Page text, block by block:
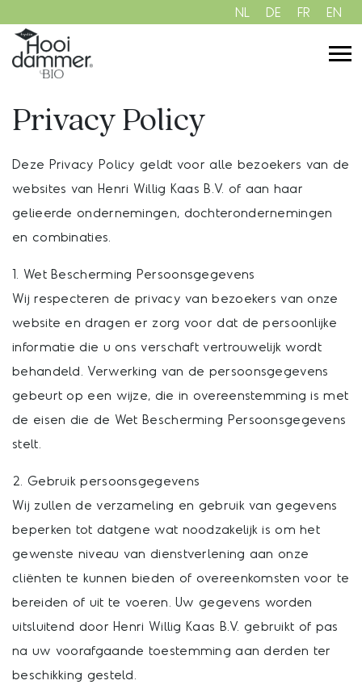
NL DE FR EN
Privacy Policy
Deze Privacy Policy geldt voor alle bezoekers van de
websites van Henri Willig Kaas B.V. of aan haar
gelieerde ondernemingen, dochterondernemingen
en combinaties.
1. Wet Bescherming Persoonsgegevens
Wij respecteren de privacy van bezoekers van onze
website en dragen er zorg voor dat de persoonlijke
informatie die u ons verschaft vertrouwelijk wordt
behandeld. Verwerking van de persoonsgegevens
gebeurt op een wijze, die in overeenstemming is met
de eisen die de Wet Bescherming Persoonsgegevens
stelt.
2. Gebruik persoonsgegevens
Wij zullen de verzameling en gebruik van gegevens
beperken tot datgene wat noodzakelijk is om het
gewenste niveau van dienstverlening aan onze
cliënten te kunnen bieden of overeenkomsten voor te
bereiden of uit te voeren. Uw gegevens worden
uitsluitend door Henri Willig Kaas B.V. gebruikt of pas
na uw voorafgaande toestemming aan derden ter
beschikking gesteld.